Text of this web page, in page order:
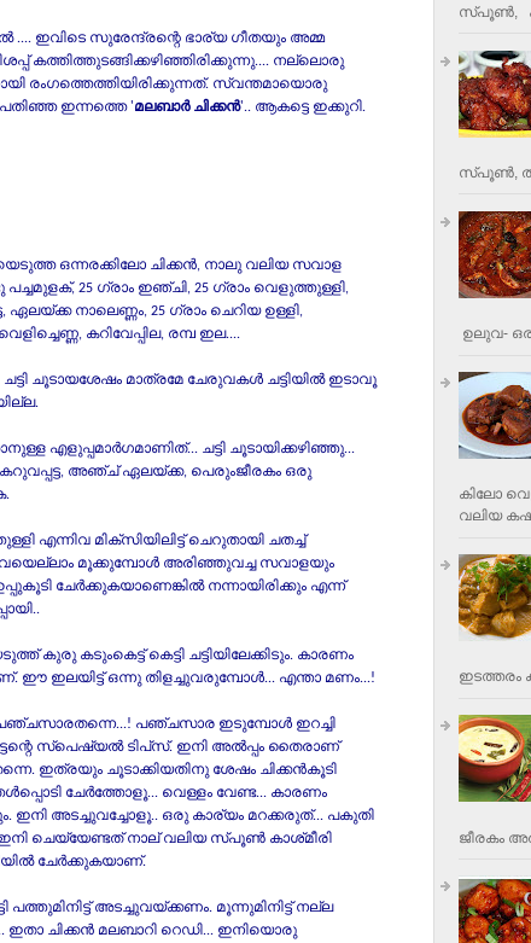
.... ഇവിടെ സുരേന്ദ്രന്റെ ഭാര്യ ഗീതയും അമ്മ
കത്തിത്തുടങ്ങിക്കഴിഞ്ഞിരിക്കുന്നു.... നല്ലൊരു
രംഗത്തെത്തിയിരിക്കുന്നത്‌. സ്വന്തമായൊരു
ഇന്നത്തെ 'മലബാര്‍ ചിക്കന്‍'.. ആകട്ടെ ഇക്കുറി.
ഒന്നരക്കിലോ ചിക്കന്‍, നാലു വലിയ സവാള
25 ഗ്രാം ഇഞ്ചി, 25 ഗ്രാം വെളുത്തുള്ളി,
നാലെണ്ണം, 25 ഗ്രാം ചെറിയ ഉള്ളി,
കറിവേപ്പില, രമ്പ ഇല....
ചട്ടി ചൂടായശേഷം മാത്രമേ ചേരുവകള്‍ ചട്ടിയില്‍ ഇടാവൂ
എളുപ്പമാര്‍ഗമാണിത്‌... ചട്ടി ചൂടായിക്കഴിഞ്ഞു...
അഞ്ച്‌ ഏലയ്‌ക്ക, പെരുംജീരകം ഒരു
എന്നിവ മിക്‌സിയിലിട്ട്‌ ചെറുതായി ചതച്ച്‌
ഇവയെല്ലാം മൂക്കുമ്പോള്‍ അരിഞ്ഞുവച്ച സവാളയും
ചേര്‍ക്കുകയാണെങ്കില്‍ നന്നായിരിക്കും എന്ന്‌
കടുംകെട്ട്‌ കെട്ടി ചട്ടിയിലേക്കിടും. കാരണം
ഇലയിട്ട്‌ ഒന്നു തിളച്ചുവരുമ്പോള്‍... എന്താ മണം...!
പഞ്ചസാര ഇടുമ്പോള്‍ ഇറച്ചി
സ്‌പെഷ്യല്‍ ടിപ്‌സ്. ഇനി അല്‍പ്പം തൈരാണ്‌
ഇത്രയും ചൂടാക്കിയതിനു ശേഷം ചിക്കന്‍കൂടി
ചേര്‍ത്തോളൂ... വെള്ളം വേണ്ട... കാരണം
ഇനി അടച്ചുവച്ചോളൂ.. ഒരു കാര്യം മറക്കരുത്‌... പകുതി
ചെയ്യേണ്ടത്‌ നാല്‌ വലിയ സ്‌പൂണ്‍ കാശ്‌മീരി
ചേര്‍ക്കുകയാണ്‌.
പത്തുമിനിട്ട്‌ അടച്ചുവയ്‌ക്കണം. മൂന്നുമിനിട്ട്‌ നല്ല
ഇതാ ചിക്കന്‍ മലബാറി റെഡി... ഇനിയൊരു
സ്പൂണ്‍,
സ്പൂണ്‍,
ഉലുവ-
കിലോ
വലിയ
ഇടത്തരം
ജീരകം